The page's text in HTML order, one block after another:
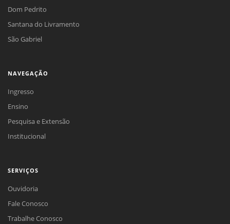
Dom Pedrito
Santana do Livramento
São Gabriel
NAVEGAÇÃO
Ingresso
Ensino
Pesquisa e Extensão
Institucional
SERVIÇOS
Ouvidoria
Fale Conosco
Trabalhe Conosco